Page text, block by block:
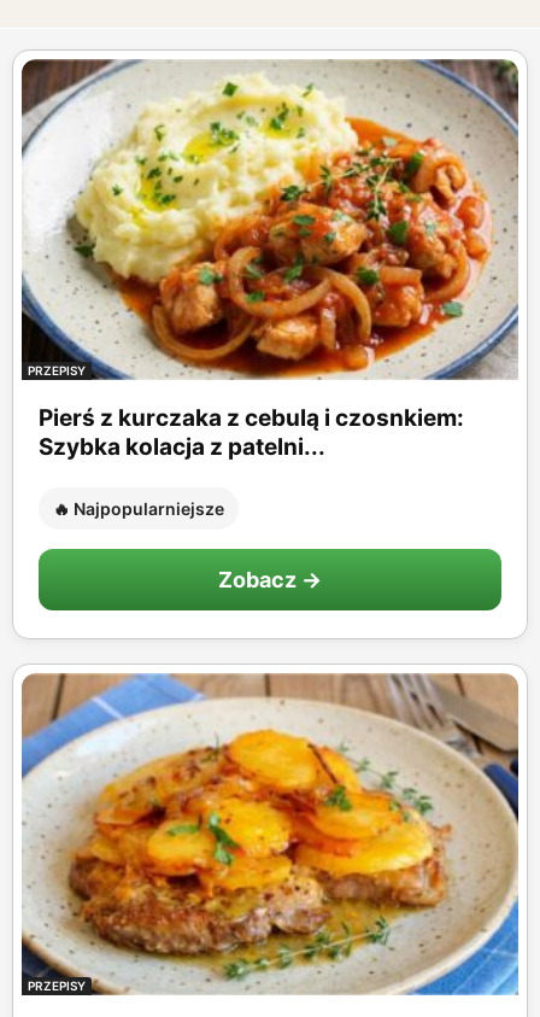
PRZEPISY
Pierś z kurczaka z cebulą i czosnkiem:
Szybka kolacja z patelni...
🔥 Najpopularniejsze
Zobacz →
PRZEPISY